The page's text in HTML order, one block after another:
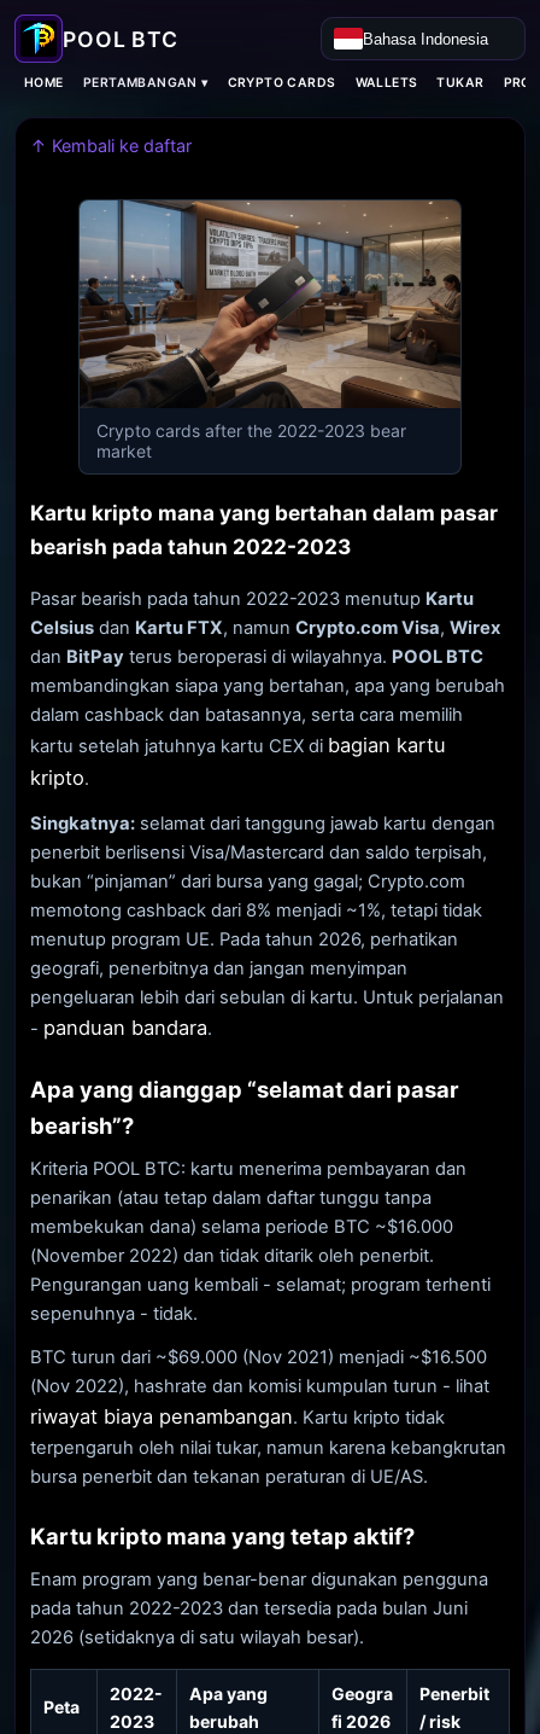
Bahasa Indonesia
HOME PERTAMBANGAN ▾ CRYPTO CARDS WALLETS TUKAR
↑ Kembali ke daftar
Crypto cards after the 2022-2023 bear
market
Kartu kripto mana yang bertahan dalam pasar
bearish pada tahun 2022-2023
Pasar bearish pada tahun 2022-2023 menutup Kartu
Celsius dan Kartu FTX, namun Crypto.com Visa, Wirex
dan BitPay terus beroperasi di wilayahnya. POOL BTC
membandingkan siapa yang bertahan, apa yang berubah
dalam cashback dan batasannya, serta cara memilih
kartu setelah jatuhnya kartu CEX di bagian kartu
kripto.
Singkatnya: selamat dari tanggung jawab kartu dengan
penerbit berlisensi Visa/Mastercard dan saldo terpisah,
bukan “pinjaman” dari bursa yang gagal; Crypto.com
memotong cashback dari 8% menjadi ~1%, tetapi tidak
menutup program UE. Pada tahun 2026, perhatikan
geografi, penerbitnya dan jangan menyimpan
pengeluaran lebih dari sebulan di kartu. Untuk perjalanan
- panduan bandara.
Apa yang dianggap “selamat dari pasar
bearish”?
Kriteria POOL BTC: kartu menerima pembayaran dan
penarikan (atau tetap dalam daftar tunggu tanpa
membekukan dana) selama periode BTC ~$16.000
(November 2022) dan tidak ditarik oleh penerbit.
Pengurangan uang kembali - selamat; program terhenti
sepenuhnya - tidak.
BTC turun dari ~$69.000 (Nov 2021) menjadi ~$16.500
(Nov 2022), hashrate dan komisi kumpulan turun - lihat
riwayat biaya penambangan. Kartu kripto tidak
terpengaruh oleh nilai tukar, namun karena kebangkrutan
bursa penerbit dan tekanan peraturan di UE/AS.
Kartu kripto mana yang tetap aktif?
Enam program yang benar-benar digunakan pengguna
pada tahun 2022-2023 dan tersedia pada bulan Juni
2026 (setidaknya di satu wilayah besar).
Peta
2022-
2023
Apa yang
berubah
Geogra
fi 2026
Penerbit
/ risk